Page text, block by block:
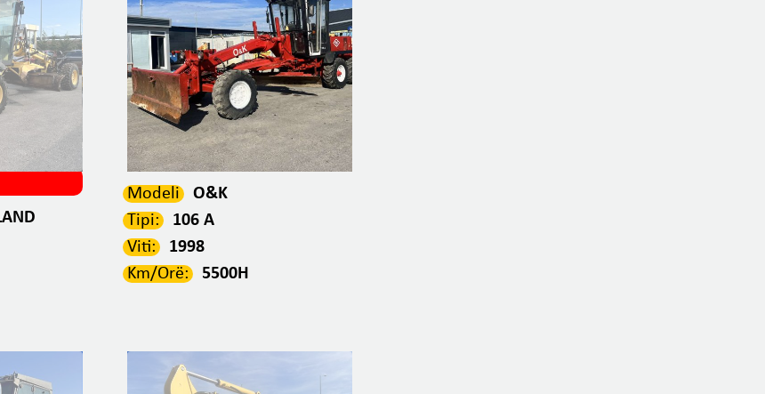
Modeli
O&K
Tipi:
106 A
Viti:
1998
Km/Orë:
5500H